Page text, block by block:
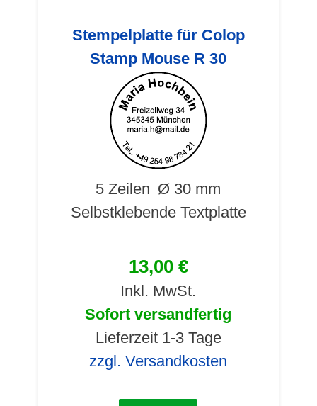
Stempelplatte für Colop
Stamp Mouse R 30
5 Zeilen Ø 30 mm
Selbstklebende Textplatte
13,00 €
Inkl. MwSt.
Sofort versandfertig
Lieferzeit 1-3 Tage
zzgl. Versandkosten